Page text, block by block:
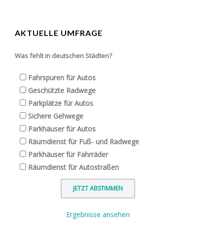
AKTUELLE UMFRAGE
Was fehlt in deutschen Städten?
Fahrspuren für Autos
Geschützte Radwege
Parkplätze für Autos
Sichere Gehwege
Parkhäuser für Autos
Räumdienst für Fuß- und Radwege
Parkhäuser für Fahrräder
Räumdienst für Autostraßen
Ergebnisse ansehen